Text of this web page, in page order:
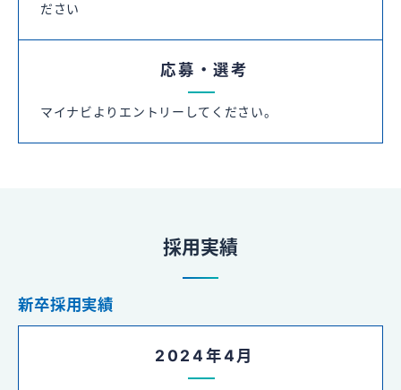
ださい
応募・選考
マイナビよりエントリーしてください。
採用実績
新卒採用実績
2024年4月